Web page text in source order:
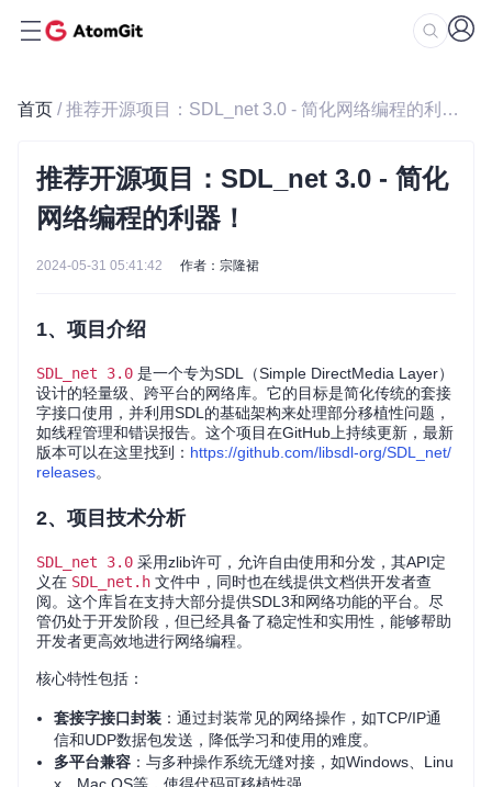
首页 / 推荐开源项目：SDL_net 3.0 - 简化网络编程的利器！
推荐开源项目：SDL_net 3.0 - 简化
网络编程的利器！
2024-05-31 05:41:42 作者：宗隆裙
1、项目介绍
SDL_net 3.0 是一个专为SDL（Simple DirectMedia Layer）
设计的轻量级、跨平台的网络库。它的目标是简化传统的套接
字接口使用，并利用SDL的基础架构来处理部分移植性问题，
如线程管理和错误报告。这个项目在GitHub上持续更新，最新
版本可以在这里找到： https://github.com/libsdl-org/SDL_net/
releases。
2、项目技术分析
SDL_net 3.0 采用zlib许可，允许自由使用和分发，其API定
义在 SDL_net.h 文件中，同时也在线提供文档供开发者查
阅。这个库旨在支持大部分提供SDL3和网络功能的平台。尽
管仍处于开发阶段，但已经具备了稳定性和实用性，能够帮助
开发者更高效地进行网络编程。
核心特性包括：
套接字接口封装 ：通过封装常见的网络操作，如TCP/IP通
信和UDP数据包发送，降低学习和使用的难度。
多平台兼容 ：与多种操作系统无缝对接，如Windows、Linu